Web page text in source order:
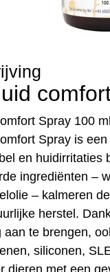
Spray 100 ml
Spray is
en huidirritaties
ingrediënten –
– kalmeren
herstel.
aan te brengen,
siliconen,
dieren met een